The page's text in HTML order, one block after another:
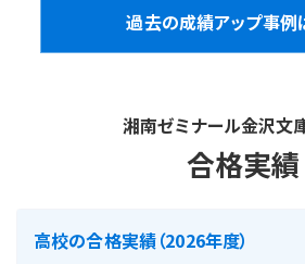
釜利谷中 中２ 合計16→19
釜利谷中 中３ 合計15→17
西金沢学園 中３ 合計16→17
釜利谷中 中２ 数学 ４→５ １up
2024年度 高1 1
金沢高校 高１英語コミュニケー
過去の成績アップ事例
湘南ゼミナール金沢文
合格実績
高校の合格実績（2026年度）